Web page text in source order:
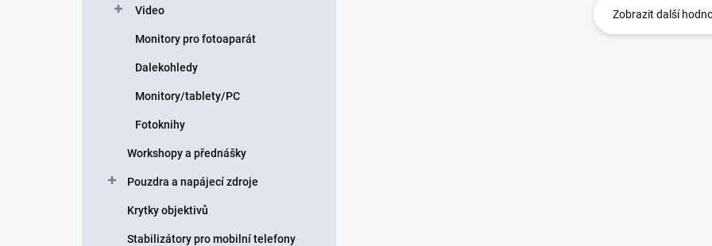
Video
Monitory pro fotoaparát
Dalekohledy
Monitory/tablety/PC
Fotoknihy
Workshopy a přednášky
Pouzdra a napájecí zdroje
Krytky objektivů
Stabilizátory pro mobilní telefony
Zobrazit další